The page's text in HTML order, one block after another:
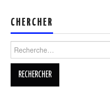
CHERCHER
Rechercher :